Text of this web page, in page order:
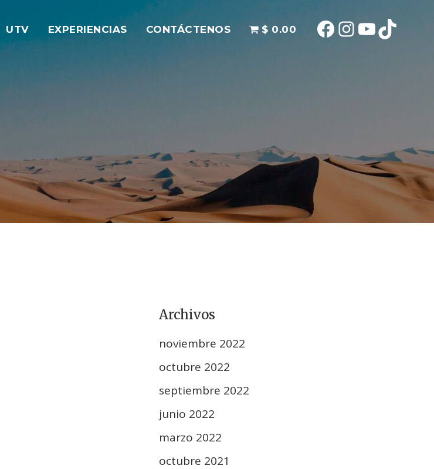
Facebook
Instagram
YouTube
TikTok
UTV EXPERIENCIAS CONTÁCTENOS $ 0.00
Archivos
noviembre 2022
octubre 2022
septiembre 2022
junio 2022
marzo 2022
octubre 2021